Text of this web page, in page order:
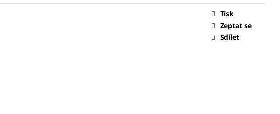
Tisk
Zeptat se
Sdílet
31 780 Kč